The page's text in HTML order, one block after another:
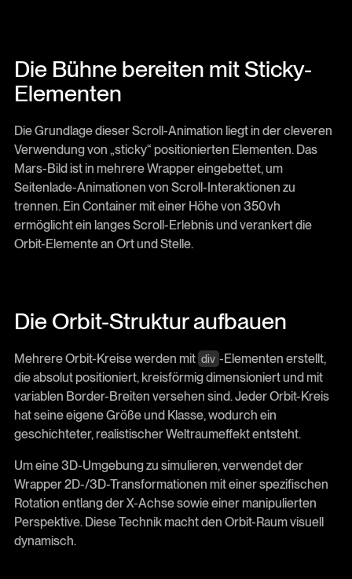
Die Bühne bereiten mit Sticky-
Elementen
Die Grundlage dieser Scroll-Animation liegt in der cleveren
Verwendung von „sticky“ positionierten Elementen. Das
Mars-Bild ist in mehrere Wrapper eingebettet, um
Seitenlade-Animationen von Scroll-Interaktionen zu
trennen. Ein Container mit einer Höhe von 350 vh
ermöglicht ein langes Scroll-Erlebnis und verankert die
Orbit-Elemente an Ort und Stelle.
Die Orbit-Struktur aufbauen
Mehrere Orbit-Kreise werden mit div -Elementen erstellt,
die absolut positioniert, kreisförmig dimensioniert und mit
variablen Border-Breiten versehen sind. Jeder Orbit-Kreis
hat seine eigene Größe und Klasse, wodurch ein
geschichteter, realistischer Weltraumeffekt entsteht.
Um eine 3D-Umgebung zu simulieren, verwendet der
Wrapper 2D-/3D-Transformationen mit einer spezifischen
Rotation entlang der X-Achse sowie einer manipulierten
Perspektive. Diese Technik macht den Orbit-Raum visuell
dynamisch.